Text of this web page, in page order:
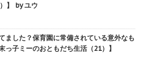
）】 by ユウ
ました？保育園に常備されている意外なも
っ子ミーのおともだち生活（21）】